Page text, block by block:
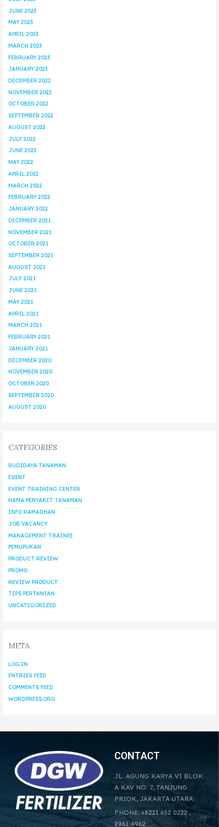
JUNE 2023
MAY 2023
APRIL 2023
MARCH 2023
FEBRUARY 2023
JANUARY 2023
DECEMBER 2022
NOVEMBER 2022
OCTOBER 2022
SEPTEMBER 2022
AUGUST 2022
JULY 2022
JUNE 2022
MAY 2022
APRIL 2022
MARCH 2022
FEBRUARY 2022
JANUARY 2022
DECEMBER 2021
NOVEMBER 2021
OCTOBER 2021
SEPTEMBER 2021
AUGUST 2021
JULY 2021
JUNE 2021
MAY 2021
APRIL 2021
MARCH 2021
FEBRUARY 2021
JANUARY 2021
DECEMBER 2020
NOVEMBER 2020
OCTOBER 2020
SEPTEMBER 2020
AUGUST 2020
CATEGORIES
BUDIDAYA TANAMAN
EVENT
EVENT TRAINING CENTER
HAMA PENYAKIT TANAMAN
INFO RAMADHAN
JOB VACANCY
MANAGEMENT TRAINEE
PEMUPUKAN
PRODUCT REVIEW
PROMO
REVIEW PRODUCT
TIPS PERTANIAN
UNCATEGORIZED
META
LOG IN
ENTRIES FEED
COMMENTS FEED
WORDPRESS.ORG
CONTACT
JL. AGUNG KARYA VI BLOK
A KAV NO. 7, TANJUNG
PRIOK, JAKARTA UTARA
PHONE: +6221 652 0222 ,
2961 4962